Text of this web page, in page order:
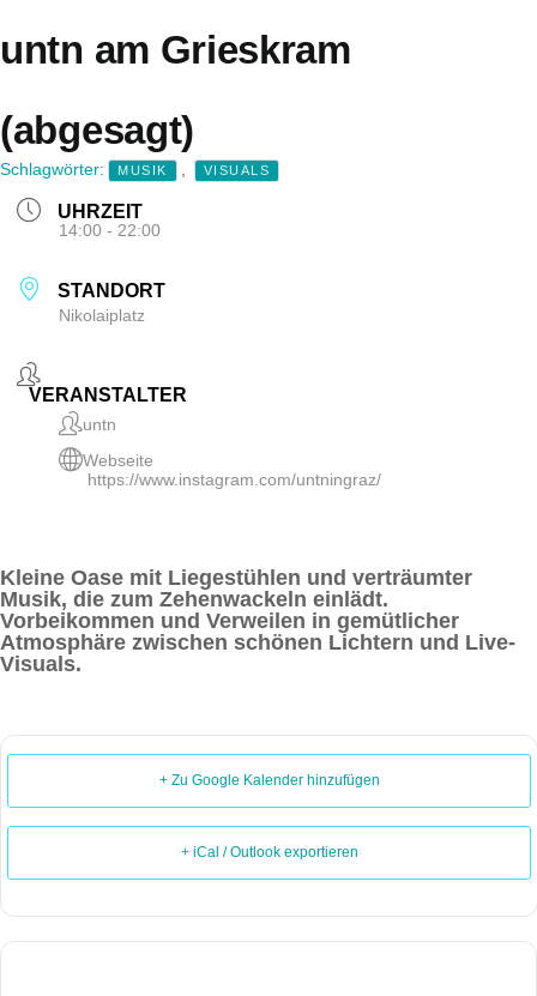
untn am Grieskram
(abgesagt)
Schlagwörter: MUSIK VISUALS
UHRZEIT
14:00 - 22:00
STANDORT
Nikolaiplatz
VERANSTALTER
untn
Webseite
https://www.instagram.com/untningraz/
Kleine Oase mit Liegestühlen und verträumter
Musik, die zum Zehenwackeln einlädt.
Vorbeikommen und Verweilen in gemütlicher
Atmosphäre zwischen schönen Lichtern und Live-
Visuals.
+ Zu Google Kalender hinzufügen
+ iCal / Outlook exportieren